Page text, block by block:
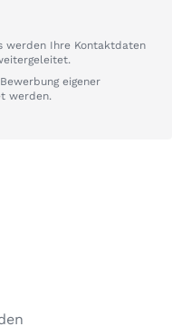
werden Ihre Kontaktdaten
eigener
werden.